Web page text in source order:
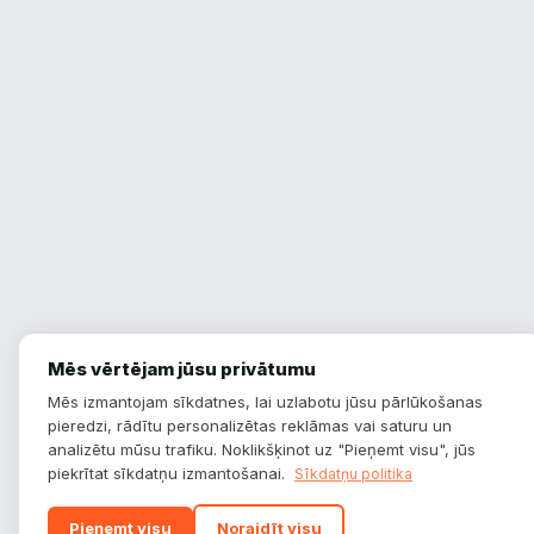
Mēs vērtējam jūsu privātumu
Mēs izmantojam sīkdatnes, lai uzlabotu jūsu pārlūkošanas
pieredzi, rādītu personalizētas reklāmas vai saturu un
analizētu mūsu trafiku. Noklikšķinot uz "Pieņemt visu", jūs
piekrītat sīkdatņu izmantošanai. Sīkdatņu politika
Pieņemt visu Noraidīt visu